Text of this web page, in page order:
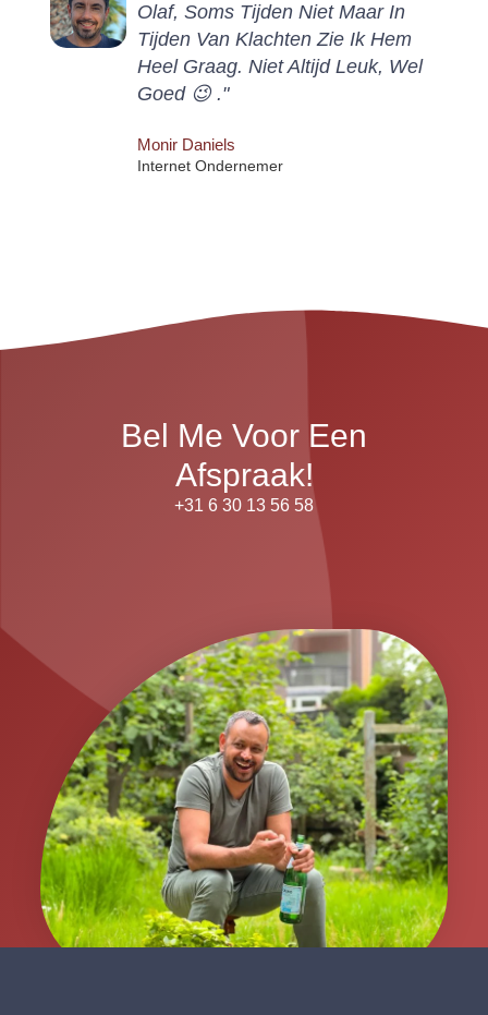
Olaf, Soms Tijden Niet Maar In
Tijden Van Klachten Zie Ik Hem
Heel Graag. Niet Altijd Leuk, Wel
Goed 😉 ."
Monir Daniels
Internet Ondernemer
Bel Me Voor Een
Afspraak!
‭+31 6 30 13 56 58‬